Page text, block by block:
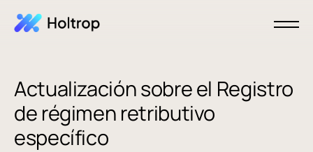
Actualización sobre el Registro
de régimen retributivo
específico